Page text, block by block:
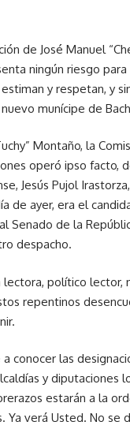
de José Manuel
ningún riesgo para
y respetan, y
munícipe de
Montaño, la
operó ipso facto,
Jesús Pujol
de ayer, era el
Senado de la
despacho.
lectora, político lector,
repentinos
conocer las
y diputaciones
estarán a la
Ya verá Usted. No se